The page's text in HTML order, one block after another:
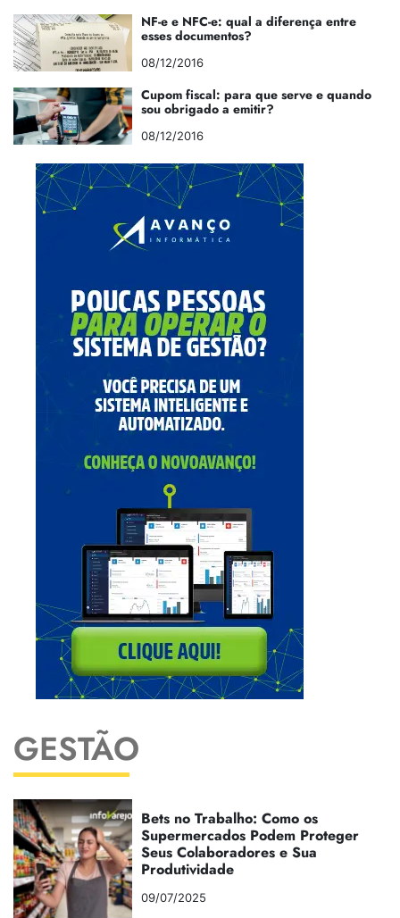
NF-e e NFC-e: qual a diferença entre
esses documentos?
08/12/2016
Cupom fiscal: para que serve e quando
sou obrigado a emitir?
08/12/2016
GESTÃO
Bets no Trabalho: Como os
Supermercados Podem Proteger
Seus Colaboradores e Sua
Produtividade
09/07/2025